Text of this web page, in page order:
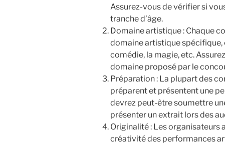
Assurez-vous de vérifier si
tranche d’âge.
Domaine artistique : Chaque
domaine artistique spécifique,
comédie, la magie, etc.
domaine proposé par le
Préparation : La plupart des
préparent et présentent une
devrez peut-être soumettre
présenter un extrait lors des
Originalité : Les organisateurs
créativité des performances